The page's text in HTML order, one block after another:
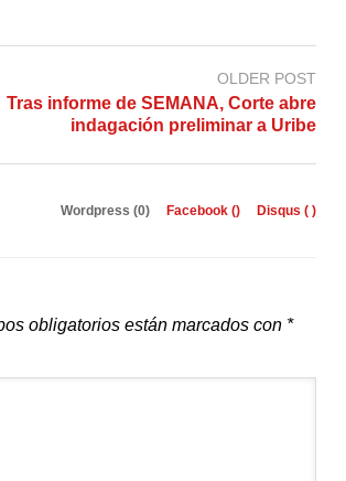
OLDER POST
Tras informe de SEMANA, Corte abre
indagación preliminar a Uribe
Wordpress (0) Facebook () Disqus ( )
obligatorios están marcados con *